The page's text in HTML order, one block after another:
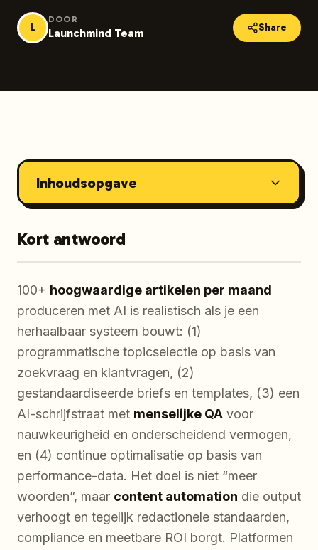
L
DOOR
Launchmind Team Share
Inhoudsopgave
Kort antwoord
100+ hoogwaardige artikelen per maand
produceren met AI is realistisch als je een
herhaalbaar systeem bouwt: (1)
programmatische topicselectie op basis van
zoekvraag en klantvragen, (2)
gestandaardiseerde briefs en templates, (3) een
AI-schrijfstraat met menselijke QA voor
nauwkeurigheid en onderscheidend vermogen,
en (4) continue optimalisatie op basis van
performance-data. Het doel is niet “meer
woorden”, maar content automation die output
verhoogt en tegelijk redactionele standaarden,
compliance en meetbare ROI borgt. Platformen